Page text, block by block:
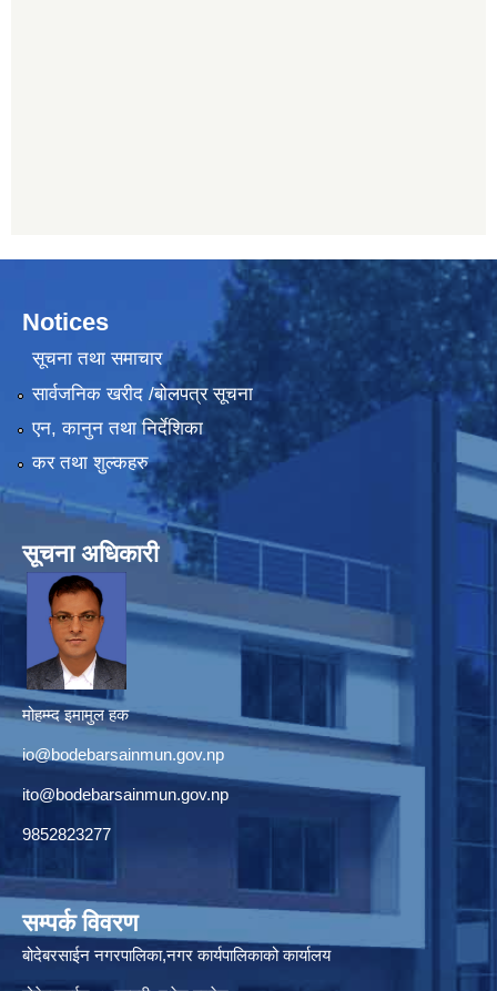
Notices
सूचना तथा समाचार
सार्वजनिक खरीद /बोलपत्र सूचना
एन, कानुन तथा निर्देशिका
कर तथा शुल्कहरु
सूचना अधिकारी
मोहम्म्द इमामुल हक
io@bodebarsainmun.gov.np
ito@bodebarsainmun.gov.np
9852823277
सम्पर्क विवरण
बोदेबरसाईन नगरपालिका,नगर कार्यपालिकाको कार्यालय